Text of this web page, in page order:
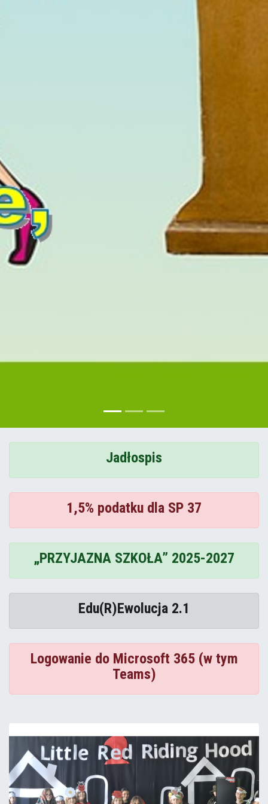
Jadłospis
1,5% podatku dla SP 37
„PRZYJAZNA SZKOŁA” 2025-2027
Edu(R)Ewolucja 2.1
Logowanie do Microsoft 365 (w tym
Teams)